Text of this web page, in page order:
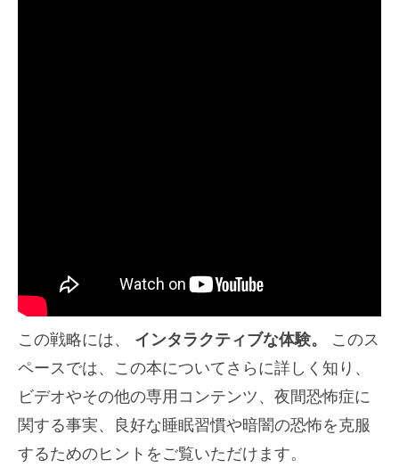
この戦略には、 インタラクティブな体験。
このス
ペースでは、この本についてさらに詳しく知り、
ビデオやその他の専用コンテンツ、夜間恐怖症に
関する事実、良好な睡眠習慣や暗闇の恐怖を克服
するためのヒントをご覧いただけます。